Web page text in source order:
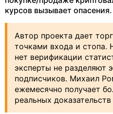
курсов вызывает опасения.
Автор проекта дает
точками входа и стопа.
нет верификации
эксперты не разделяют
подписчиков. Михаил
ежемесячно получает
реальных доказательств